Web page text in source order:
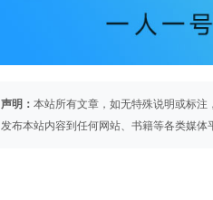
声明： 本站所有文章，如无特殊说明或标注
发布本站内容到任何网站、书籍等各类媒体